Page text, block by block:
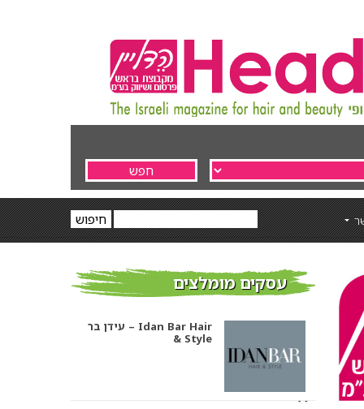
עסקים מומלצים
עידן בר – Idan Bar Hair
& Style